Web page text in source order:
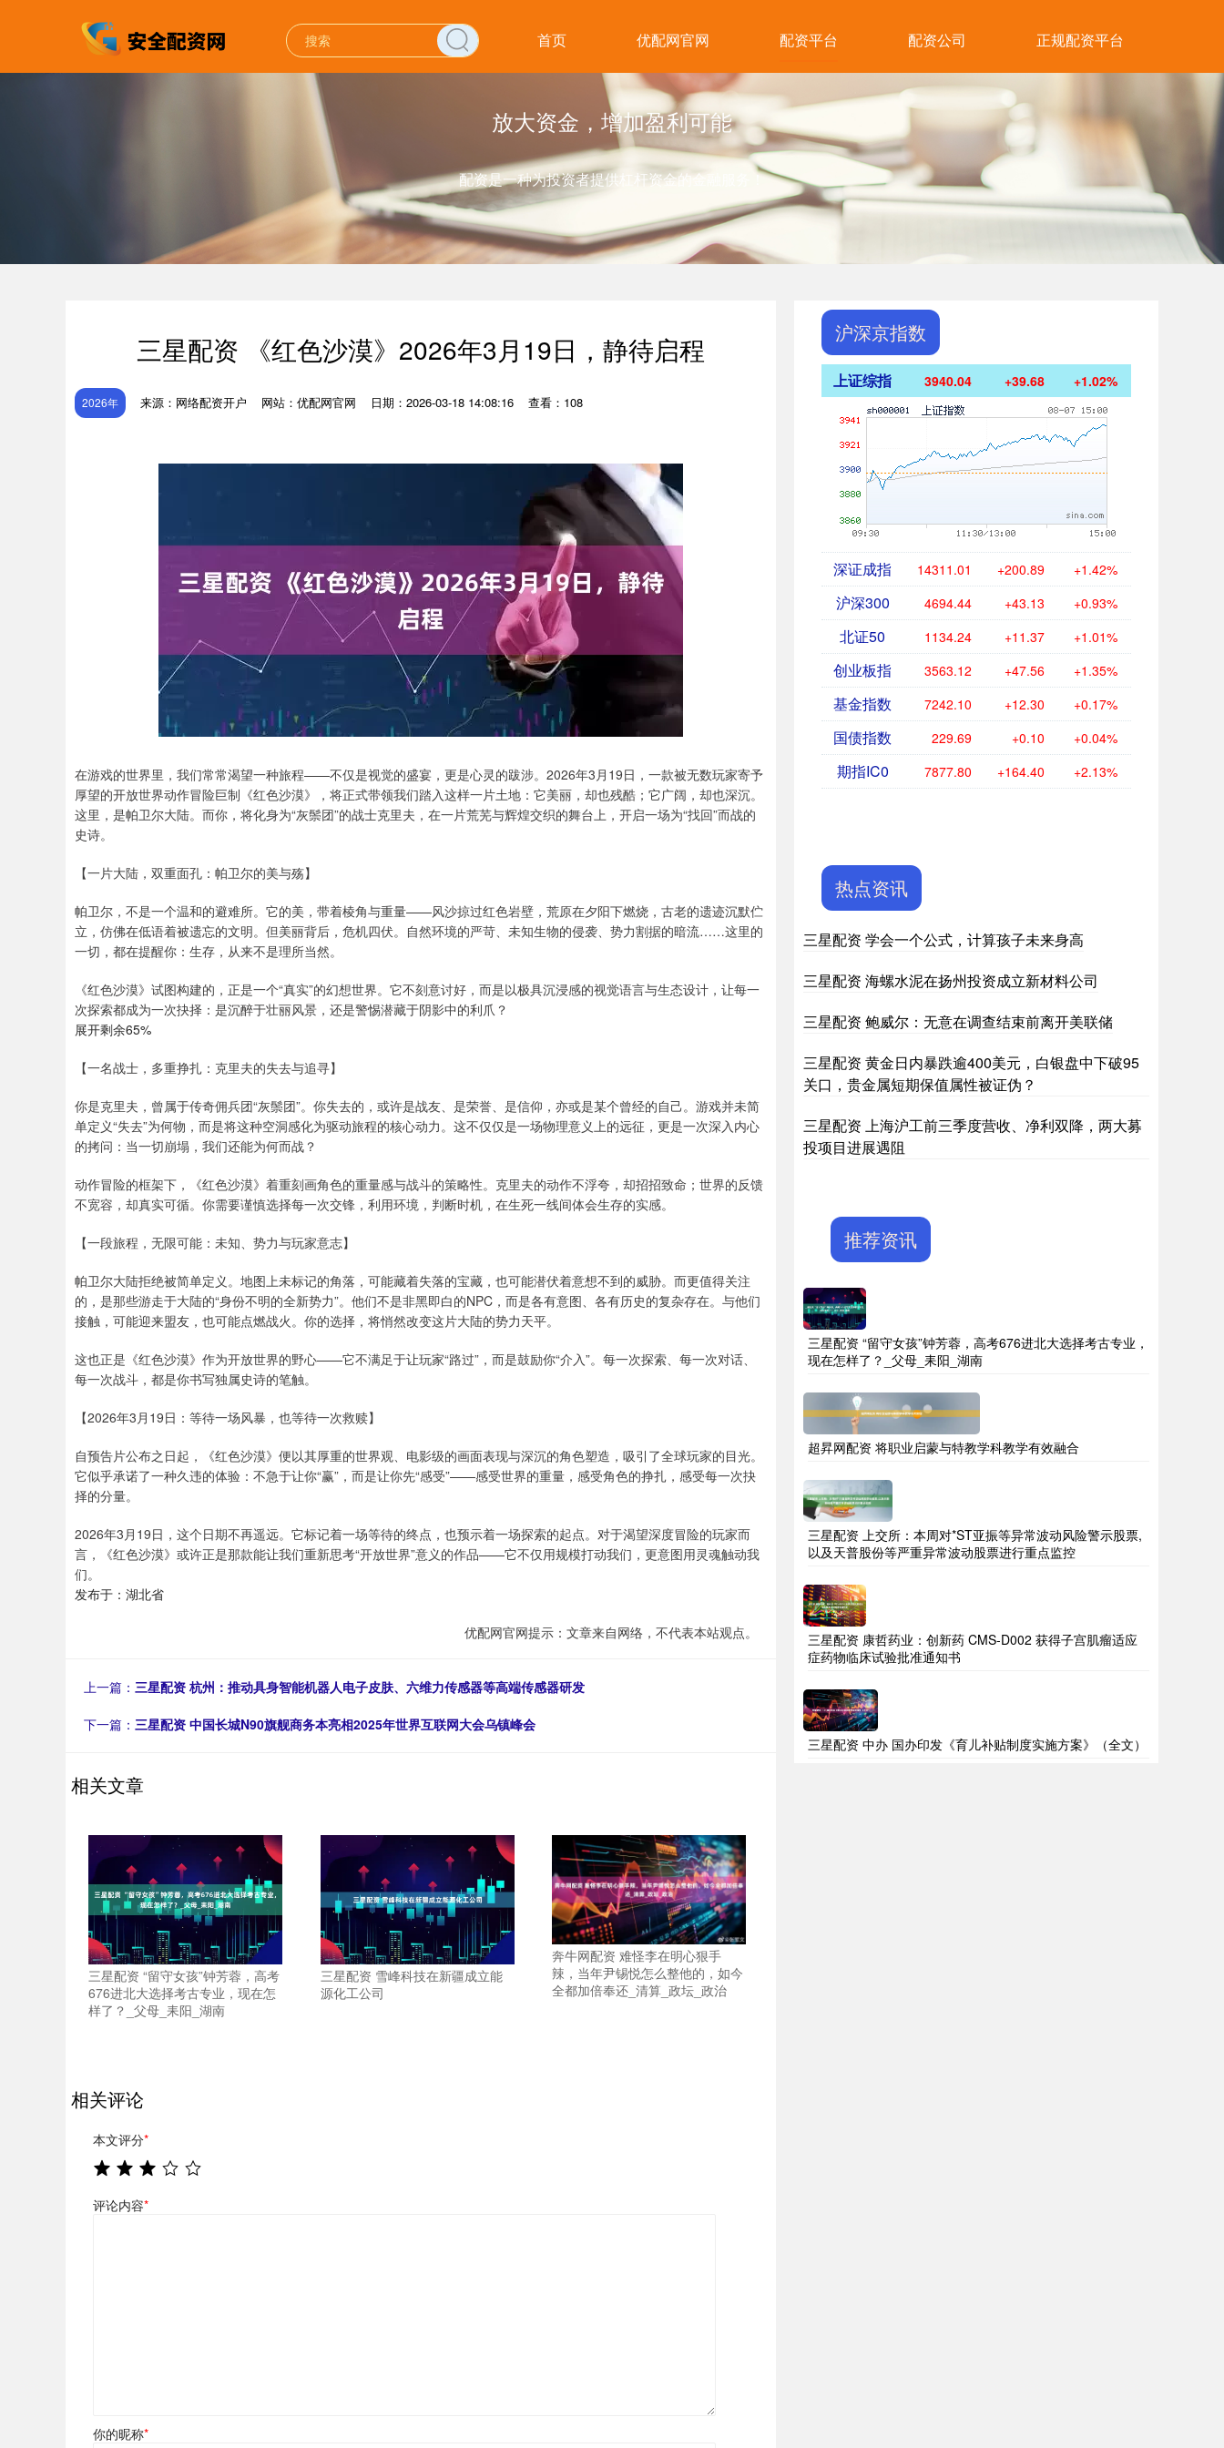
首页 优配网官网 配资平台 配资公司 正规配资平台
放大资金，增加盈利可能
配资是一种为投资者提供杠杆资金的金融服务！
三星配资 《红色沙漠》2026年3月19日，静待启程
2026年 来源：网络配资开户 网站：优配网官网 日期：2026-03-18 14:08:16 查看：108
在游戏的世界里，我们常常渴望一种旅程——不仅是视觉的盛宴，更是心灵的跋涉。2026年3月19日，一款被无数玩家寄予
厚望的开放世界动作冒险巨制《红色沙漠》，将正式带领我们踏入这样一片土地：它美丽，却也残酷；它广阔，却也深沉。
这里，是帕卫尔大陆。而你，将化身为“灰鬃团”的战士克里夫，在一片荒芜与辉煌交织的舞台上，开启一场为“找回”而战的
史诗。
【一片大陆，双重面孔：帕卫尔的美与殇】
帕卫尔，不是一个温和的避难所。它的美，带着棱角与重量——风沙掠过红色岩壁，荒原在夕阳下燃烧，古老的遗迹沉默伫
立，仿佛在低语着被遗忘的文明。但美丽背后，危机四伏。自然环境的严苛、未知生物的侵袭、势力割据的暗流……这里的
一切，都在提醒你：生存，从来不是理所当然。
《红色沙漠》试图构建的，正是一个“真实”的幻想世界。它不刻意讨好，而是以极具沉浸感的视觉语言与生态设计，让每一
次探索都成为一次抉择：是沉醉于壮丽风景，还是警惕潜藏于阴影中的利爪？
展开剩余65%
【一名战士，多重挣扎：克里夫的失去与追寻】
你是克里夫，曾属于传奇佣兵团“灰鬃团”。你失去的，或许是战友、是荣誉、是信仰，亦或是某个曾经的自己。游戏并未简
单定义“失去”为何物，而是将这种空洞感化为驱动旅程的核心动力。这不仅仅是一场物理意义上的远征，更是一次深入内心
的拷问：当一切崩塌，我们还能为何而战？
动作冒险的框架下，《红色沙漠》着重刻画角色的重量感与战斗的策略性。克里夫的动作不浮夸，却招招致命；世界的反馈
不宽容，却真实可循。你需要谨慎选择每一次交锋，利用环境，判断时机，在生死一线间体会生存的实感。
【一段旅程，无限可能：未知、势力与玩家意志】
帕卫尔大陆拒绝被简单定义。地图上未标记的角落，可能藏着失落的宝藏，也可能潜伏着意想不到的威胁。而更值得关注
的，是那些游走于大陆的“身份不明的全新势力”。他们不是非黑即白的NPC，而是各有意图、各有历史的复杂存在。与他们
接触，可能迎来盟友，也可能点燃战火。你的选择，将悄然改变这片大陆的势力天平。
这也正是《红色沙漠》作为开放世界的野心——它不满足于让玩家“路过”，而是鼓励你“介入”。每一次探索、每一次对话、
每一次战斗，都是你书写独属史诗的笔触。
【2026年3月19日：等待一场风暴，也等待一次救赎】
自预告片公布之日起，《红色沙漠》便以其厚重的世界观、电影级的画面表现与深沉的角色塑造，吸引了全球玩家的目光。
它似乎承诺了一种久违的体验：不急于让你“赢”，而是让你先“感受”——感受世界的重量，感受角色的挣扎，感受每一次抉
择的分量。
2026年3月19日，这个日期不再遥远。它标记着一场等待的终点，也预示着一场探索的起点。对于渴望深度冒险的玩家而
言，《红色沙漠》或许正是那款能让我们重新思考“开放世界”意义的作品——它不仅用规模打动我们，更意图用灵魂触动我
们。
发布于：湖北省
优配网官网提示：文章来自网络，不代表本站观点。
上一篇： 三星配资 杭州：推动具身智能机器人电子皮肤、六维力传感器等高端传感器研发
下一篇： 三星配资 中国长城N90旗舰商务本亮相2025年世界互联网大会乌镇峰会
相关文章
三星配资 “留守女孩”钟芳蓉，高考
676进北大选择考古专业，现在怎
样了？_父母_耒阳_湖南
三星配资 雪峰科技在新疆成立能
源化工公司
奔牛网配资 难怪李在明心狠手
辣，当年尹锡悦怎么整他的，如今
全都加倍奉还_清算_政坛_政治
相关评论
本文评分*
评论内容*
你的昵称*
沪深京指数
上证综指 3940.04 +39.68 +1.02%
深证成指 14311.01 +200.89 +1.42%
沪深300 4694.44 +43.13 +0.93%
北证50 1134.24 +11.37 +1.01%
创业板指 3563.12 +47.56 +1.35%
基金指数 7242.10 +12.30 +0.17%
国债指数 229.69 +0.10 +0.04%
期指IC0 7877.80 +164.40 +2.13%
热点资讯
三星配资 学会一个公式，计算孩子未来身高
三星配资 海螺水泥在扬州投资成立新材料公司
三星配资 鲍威尔：无意在调查结束前离开美联储
三星配资 黄金日内暴跌逾400美元，白银盘中下破95
关口，贵金属短期保值属性被证伪？
三星配资 上海沪工前三季度营收、净利双降，两大募
投项目进展遇阻
推荐资讯
三星配资 “留守女孩”钟芳蓉，高考676进北大选择考古专业，
现在怎样了？_父母_耒阳_湖南
超昇网配资 将职业启蒙与特教学科教学有效融合
三星配资 上交所：本周对*ST亚振等异常波动风险警示股票,
以及天普股份等严重异常波动股票进行重点监控
三星配资 康哲药业：创新药 CMS-D002 获得子宫肌瘤适应
症药物临床试验批准通知书
三星配资 中办 国办印发《育儿补贴制度实施方案》（全文）